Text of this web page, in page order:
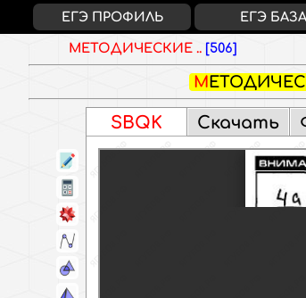
МЕТОДИЧЕСКИЕ .. [506]
SBQK Скачать
ЕГЭ ПРОФИЛЬ ЕГЭ БАЗА